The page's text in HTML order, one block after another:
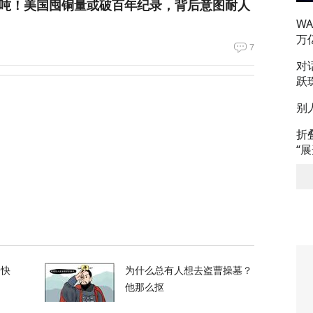
！美国囤铜量或破百年纪录，背后意图耐人
7
上你了”，背后有大问题
为什么总有人想去盗曹操墓？
他那么抠
万
对
跃
别
折
“